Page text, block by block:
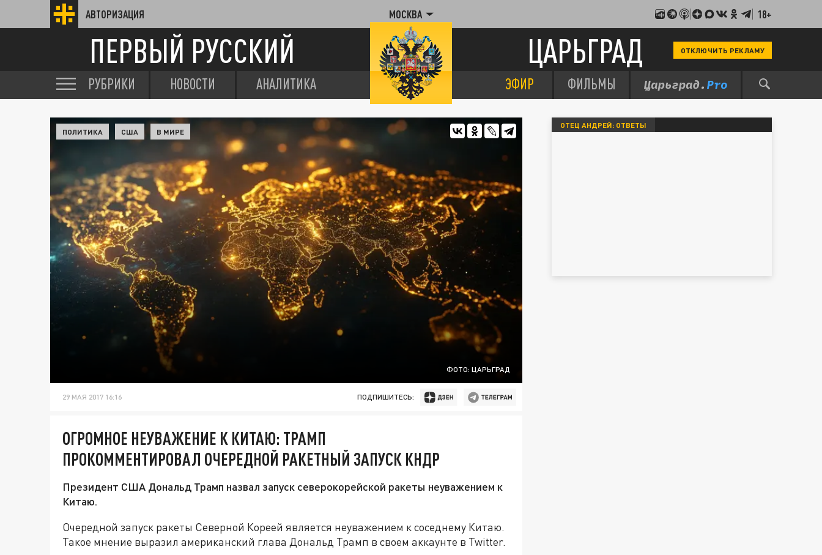
АВТОРИЗАЦИЯ МОСКВА 18+
ПЕРВЫЙ РУССКИЙ ЦАРЬГРАД ОТКЛЮЧИТЬ РЕКЛАМУ
РУБРИКИ НОВОСТИ АНАЛИТИКА ЭФИР ФИЛЬМЫ
ФОТО: ЦАРЬГРАД
ПОЛИТИКА США В МИРЕ
29 МАЯ 2017 16:16 ПОДПИШИТЕСЬ:
ОГРОМНОЕ НЕУВАЖЕНИЕ К КИТАЮ: ТРАМП
ПРОКОММЕНТИРОВАЛ ОЧЕРЕДНОЙ РАКЕТНЫЙ ЗАПУСК КНДР
Президент США Дональд Трамп назвал запуск северокорейской ракеты неуважением к
Китаю.
Очередной запуск ракеты Северной Кореей является неуважением к соседнему Китаю.
Такое мнение выразил американский глава Дональд Трамп в своем аккаунте в Twitter.
ОТЕЦ АНДРЕЙ: ОТВЕТЫ